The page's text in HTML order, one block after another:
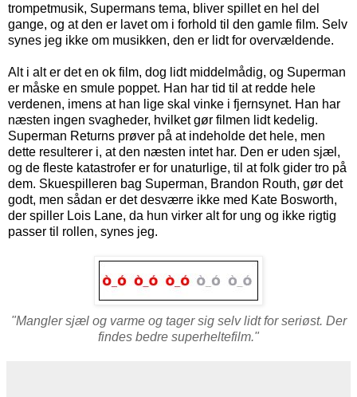
trompetmusik, Supermans tema, bliver spillet en hel del
gange, og at den er lavet om i forhold til den gamle film. Selv
synes jeg ikke om musikken, den er lidt for overvældende.
Alt i alt er det en ok film, dog lidt middelmådig, og Superman
er måske en smule poppet. Han har tid til at redde hele
verdenen, imens at han lige skal vinke i fjernsynet. Han har
næsten ingen svagheder, hvilket gør filmen lidt kedelig.
Superman Returns prøver på at indeholde det hele, men
dette resulterer i, at den næsten intet har. Den er uden sjæl,
og de fleste katastrofer er for unaturlige, til at folk gider tro på
dem. Skuespilleren bag Superman, Brandon Routh, gør det
godt, men sådan er det desværre ikke med Kate Bosworth,
der spiller Lois Lane, da hun virker alt for ung og ikke rigtig
passer til rollen, synes jeg.
"Mangler sjæl og varme og tager sig selv lidt for seriøst. Der
findes bedre superheltefilm."